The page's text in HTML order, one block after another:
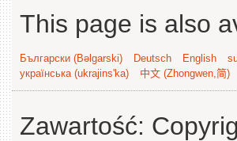
This page is also
Български (Bəlgarski) Deutsch English
українська (ukrajins'ka)
中文 (Zhongwen,简)
Zawartość: